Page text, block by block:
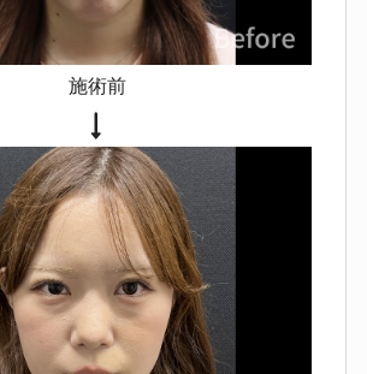
腫れ・赤み・痛み、皮下出血（1〜
2週間で軽快）
一時的なへこみ・
くぼみ・しわ
糸の通った部分に一
時的な凹みが出ることがあります
強いつっぱり感・違和感
跡・色素沈着が残ることがあります
挿入した糸は触れることがありま
す
感染（発赤・痛み・熱感・膿）
左右差・湾曲が残ることがありま
す
糸アレルギーが起きた場合は抜
糸が必要になることがあります
の抜去が必要な場合、切開が必要と
なり傷が残る可能性があります
施術前